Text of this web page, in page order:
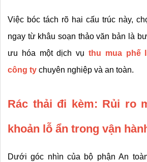
Việc bóc tách rõ hai cấu trúc này,
ngay từ khâu soạn thảo văn bản là
ưu hóa một dịch vụ thu mua phế
công ty chuyên nghiệp và an toàn.
Rác thải đi kèm: Rủi ro
khoản lỗ ẩn trong vận
Dưới góc nhìn của bộ phận An